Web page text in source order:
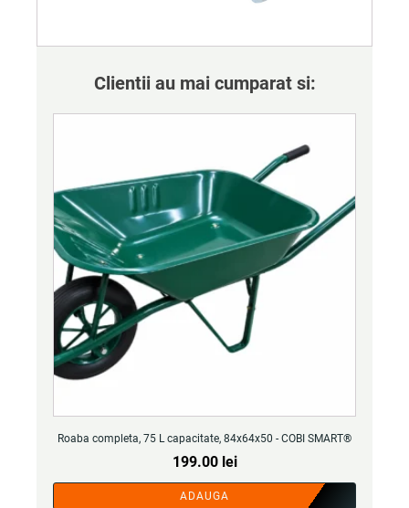
Clientii au mai cumparat si:
Roaba completa, 75 L capacitate, 84x64x50 - COBI SMART®
199.00 lei
ADAUGA